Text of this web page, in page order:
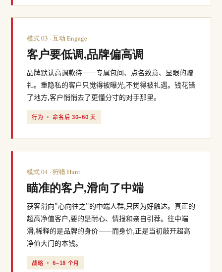
模式 03 · 互动 Engage
客户要低调,品牌偏高调
品牌默认高调款待——专属包间、点名致意、显眼的赠
礼。重隐私的客户只觉得被曝光,不觉得被礼遇。钱花错
了地方,客户悄悄去了更懂分寸的对手那里。
行为 · 命名后 30–60 天
模式 04 · 狩猎 Hunt
瞄准的客户,滑向了中端
获客滑向"心向往之"的中端人群,只因为好触达。真正的
超高净值客户,要的是耐心、情报和亲自引荐。往中端
滑,稀释的是品牌的身价——而身价,正是当初敲开超高
净值大门的本钱。
战略 · 6–18 个月